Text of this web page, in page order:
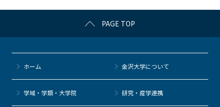
k
PAGE TOP
ホーム 金沢大学について
学域・学類・大学院 研究・産学連携